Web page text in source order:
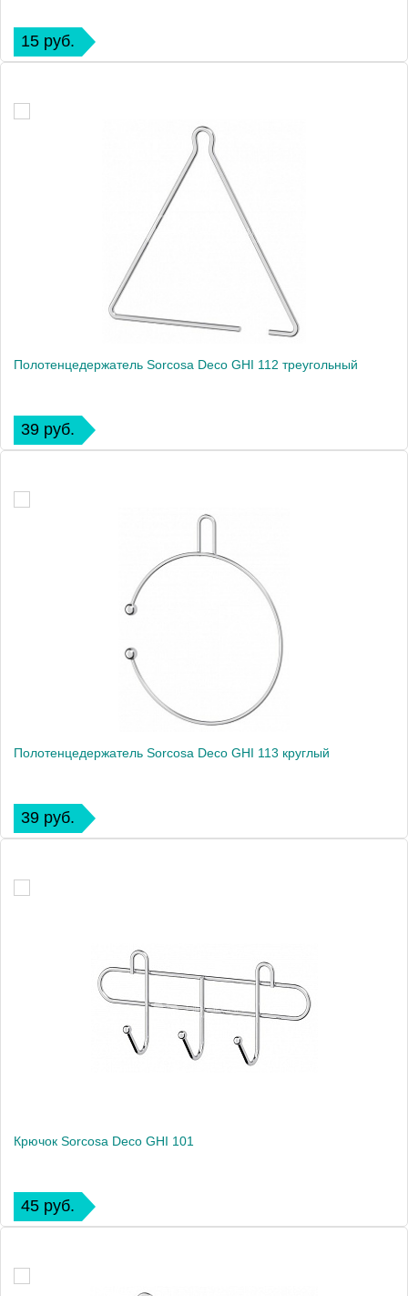
15 руб.
Полотенцедержатель Sorcosa Deco GHI 112 треугольный
39 руб.
Полотенцедержатель Sorcosa Deco GHI 113 круглый
39 руб.
Крючок Sorcosa Deco GHI 101
45 руб.